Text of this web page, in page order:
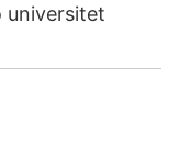
universitet